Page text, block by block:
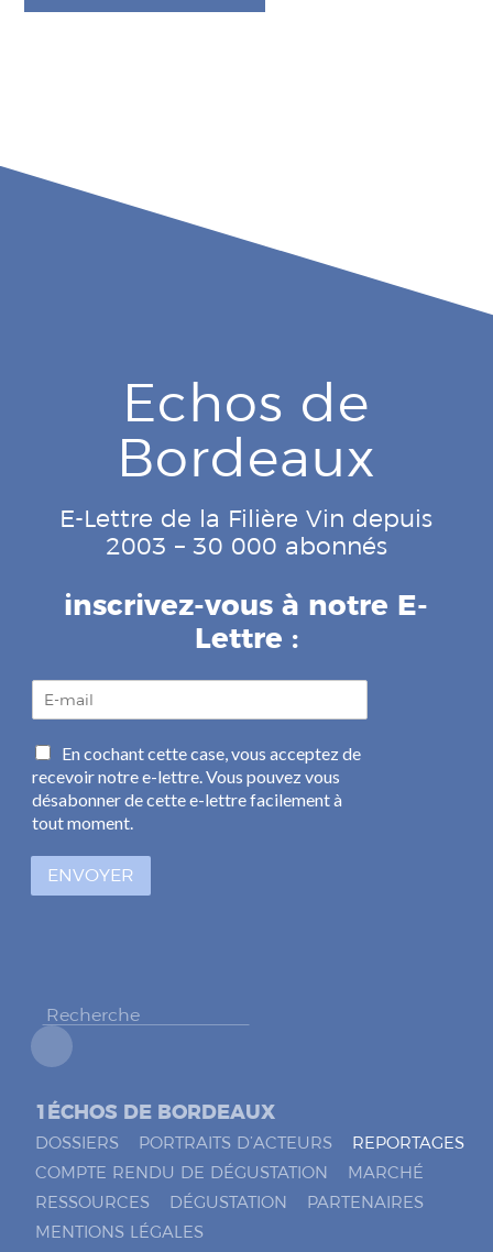
Echos de
Bordeaux
E-Lettre de la Filière Vin depuis
2003 – 30 000 abonnés
inscrivez-vous à notre E-
Lettre :
a
i
l
*
C
a
s
e
à
En cochant cette case, vous acceptez de
recevoir notre e-lettre. Vous pouvez vous
désabonner de cette e-lettre facilement à
tout moment.
ENVOYER
1ÉCHOS DE BORDEAUX
DOSSIERS PORTRAITS D’ACTEURS
REPORTAGES
COMPTE RENDU DE DÉGUSTATION
MARCHÉ
RESSOURCES
DÉGUSTATION
PARTENAIRES
MENTIONS LÉGALES